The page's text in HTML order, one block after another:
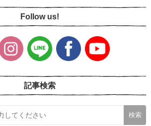
Follow us!
記事検索